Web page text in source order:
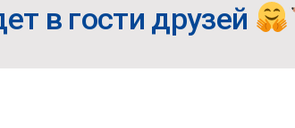
в гости друзей